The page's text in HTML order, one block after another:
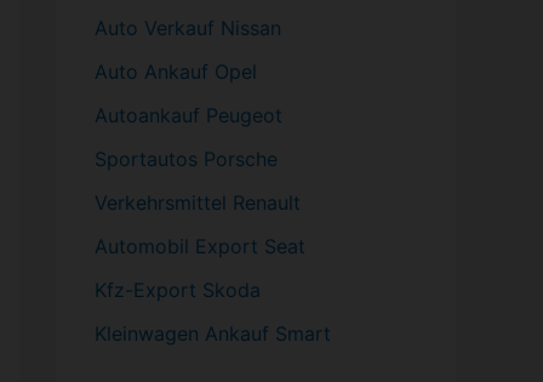
Auto Verkauf Nissan
Auto Ankauf Opel
Autoankauf Peugeot
Sportautos Porsche
Verkehrsmittel Renault
Automobil Export Seat
Kfz-Export Skoda
Kleinwagen Ankauf Smart